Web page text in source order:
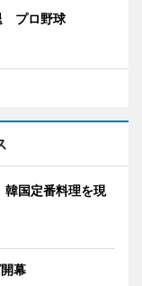
プロ野球
国定番料理を現
幕